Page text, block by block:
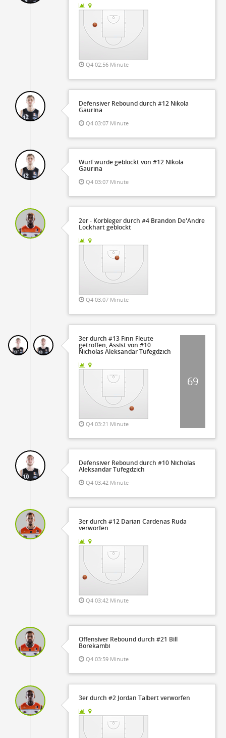
Q4 02:56 Minute
Defensiver Rebound durch #12 Nikola
Gaurina
Q4 03:07 Minute
Wurf wurde geblockt von #12 Nikola
Gaurina
Q4 03:07 Minute
2er - Korbleger durch #4 Brandon De'Andre
Lockhart geblockt
Q4 03:07 Minute
3er durch #13 Finn Fleute
getroffen, Assist von #10
Nicholas Aleksandar Tufegdzich
Q4 03:21 Minute
69
Defensiver Rebound durch #10 Nicholas
Aleksandar Tufegdzich
Q4 03:42 Minute
3er durch #12 Darian Cardenas Ruda
verworfen
Q4 03:42 Minute
Offensiver Rebound durch #21 Bill
Borekambi
Q4 03:59 Minute
3er durch #2 Jordan Talbert verworfen